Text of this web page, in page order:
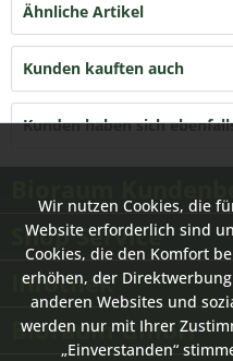
Ähnliche Artikel
Kunden kauften auch
Kunden haben sich
Bioraum
Shop Service
Infothek
Bioraum GmbH
Wir nutzen Cookies, die
Website erforderlich sind
Cookies, die den Komfort
erhöhen, der
anderen Websites und
werden nur mit Ihrer
„Einverstanden“